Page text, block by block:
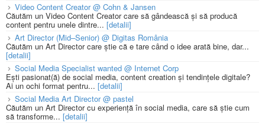
Video Content Creator @ Cohn & Jansen
Căutăm un Video Content Creator care să gândească și să producă
content pentru unele dintre... [detalii]
Art Director (Mid–Senior) @ Digitas România
Căutăm un Art Director care știe că e tare când o idee arată bine, dar...
[detalii]
Social Media Specialist wanted @ Internet Corp
Ești pasionat(ă) de social media, content creation și tendințele digitale?
Ai un ochi format pentru... [detalii]
Social Media Art Director @ pastel
Căutăm un Art Director cu experiență în social media, care să știe cum
să transforme... [detalii]